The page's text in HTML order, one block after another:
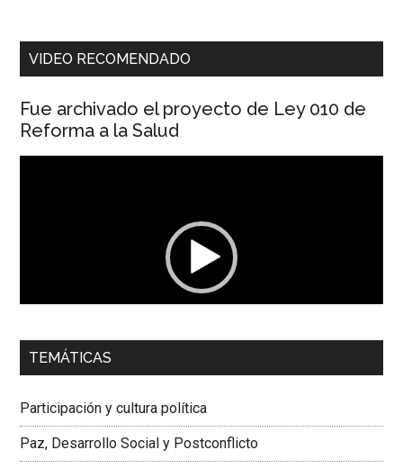
VIDEO RECOMENDADO
Fue archivado el proyecto de Ley 010 de
Reforma a la Salud
00:00 01:04
Dra. Carolina Corcho Mejía,Presidenta Corporación
Colombiana
TEMÁTICAS
Participación y cultura política
Paz, Desarrollo Social y Postconflicto